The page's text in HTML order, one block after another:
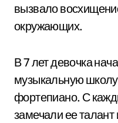
вызвало
окружающих.
В 7 лет девочка
музыкальную
фортепиано. С
замечали ее